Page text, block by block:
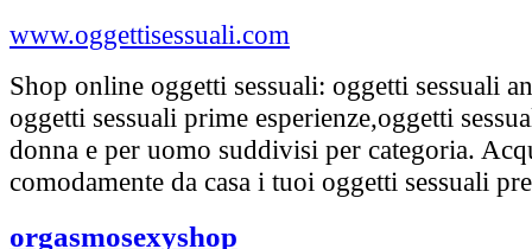
www.oggettisessuali.com
Shop online oggetti sessuali: oggetti sessuali
oggetti sessuali prime esperienze,oggetti
donna e per uomo suddivisi per categoria.
comodamente da casa i tuoi oggetti sessuali
orgasmosexyshop